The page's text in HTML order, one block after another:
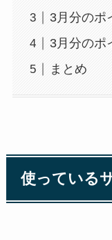
3月分のポ
3月分のポ
まとめ
使っている